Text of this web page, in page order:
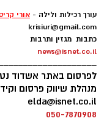
עורך רכילות ולילה - אורי
krisiuri@gmail.com
כתבות מגזין ותרבות
news@isnet.co.il
לפרסום באתר אשדוד
מנהלת שיווק פרסום
elda@isnet.co.il
050-7870908